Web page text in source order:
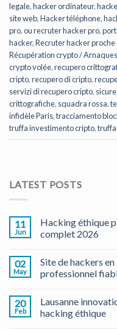
legale,hacker ordinateur,
site web,Hacker téléphone,
pro,ou recruter hacker pro,
hacker,Recruter hacker proche
Récupération crypto / Arnaques
crypto volée,recupero
cripto,recupero di cripto,
servizi di recupero cripto,
crittografiche, squadra rossa,
infidèle Paris,tracciamento
truffa investimento cripto,
LATEST POSTS
11
Jun
Hacking éthique
complet 2026
02
May
Site de hackers
professionnel
20
Feb
Lausanne
hacking éthique